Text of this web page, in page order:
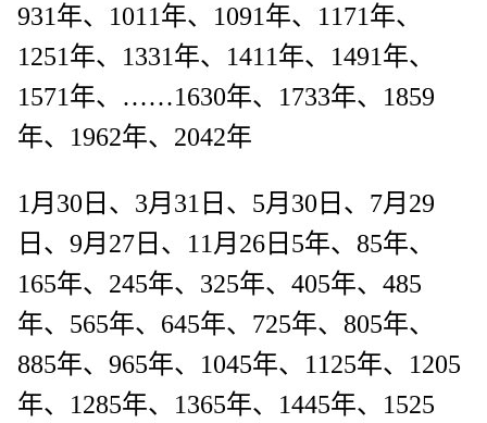
931年、1011年、1091年、1171年、
1251年、1331年、1411年、1491年、
1571年、……1630年、1733年、1859
年、1962年、2042年
1月30日、3月31日、5月30日、7月29
日、9月27日、11月26日5年、85年、
165年、245年、325年、405年、485
年、565年、645年、725年、805年、
885年、965年、1045年、1125年、1205
年、1285年、1365年、1445年、1525